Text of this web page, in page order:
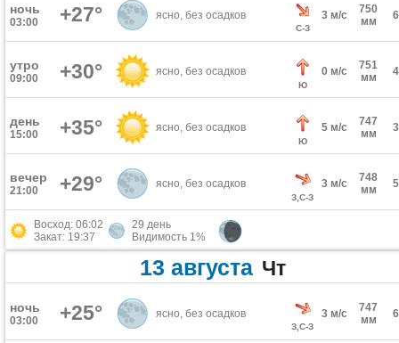
ночь
03:00 +27° ясно, без осадков
С-З
3 м/с
750
мм
утро
09:00 +30° ясно, без осадков
Ю
0 м/с
751
мм
день
15:00 +35° ясно, без осадков
Ю
5 м/с
747
мм
вечер
21:00 +29° ясно, без осадков
З,С-З
3 м/с
748
мм
Восход: 06:02
Закат: 19:37
29 день
Видимость 1%
13 августа Чт
ночь
03:00 +25° ясно, без осадков
З,С-З
3 м/с
747
мм